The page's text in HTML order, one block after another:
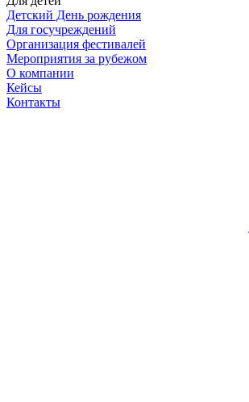
Детский День рождения
Для госучреждений
Организация фестивалей
Мероприятия за рубежом
О компании
Кейсы
Контакты